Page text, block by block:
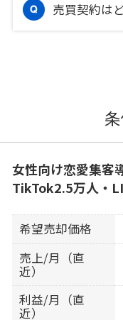
売買契約は
女性向け恋愛集客
TikTok2.5万人・
希望売却価格
売上/月（直
近）
利益/月（直
近）